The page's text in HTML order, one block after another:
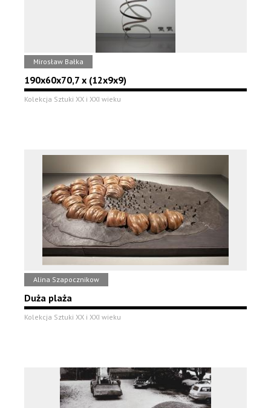
Mirosław Bałka
190x60x70,7 x (12x9x9)
Kolekcja Sztuki XX i XXI wieku
Alina Szapocznikow
Duża plaża
Kolekcja Sztuki XX i XXI wieku